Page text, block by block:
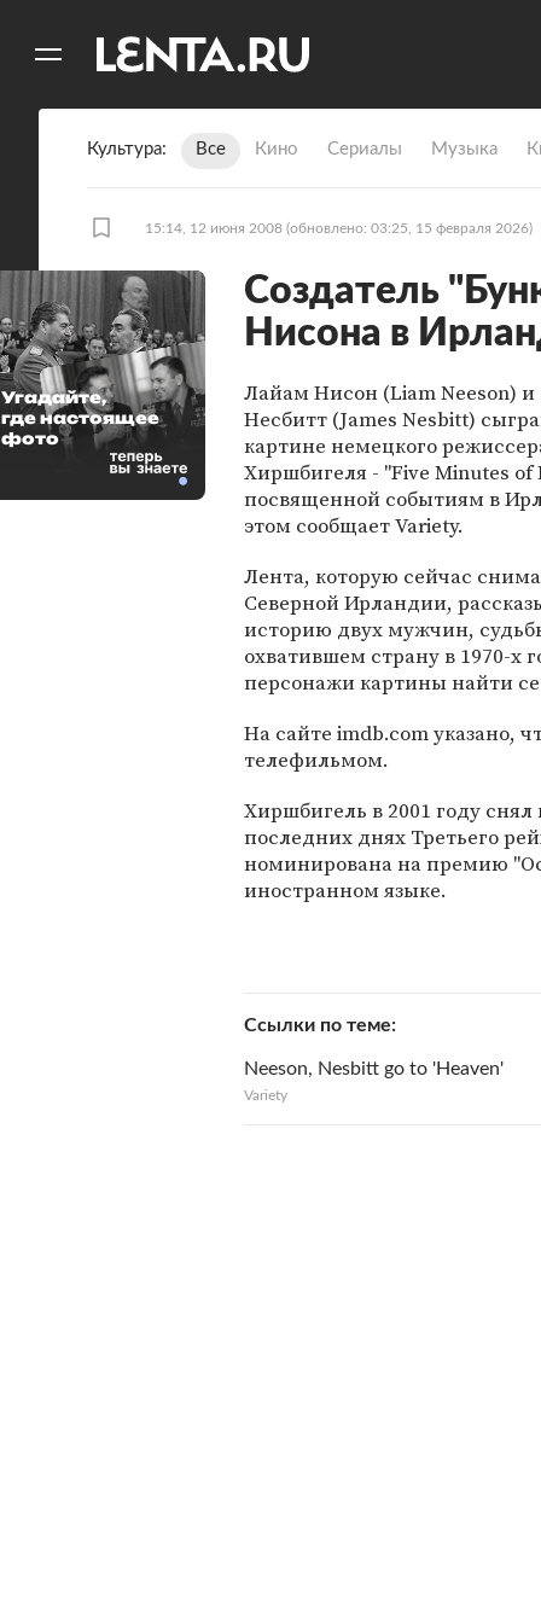
Культура Все Кино Сериалы Музыка
15:14, 12 июня 2008 (обновлено: 03:25, 15 февраля 2026)
Создатель
Нисона в
Лайам Нисон (Liam Neeson)
Несбитт (James Nesbitt)
картине немецкого
Хиршбигеля - "Five Minutes of
посвященной событиям в
этом сообщает Variety.
Лента, которую сейчас
Северной Ирландии,
историю двух мужчин,
охватившем страну в 1970-х
персонажи картины найти
На сайте imdb.com указано,
телефильмом.
Хиршбигель в 2001 году
последних днях Третьего
номинирована на премию
иностранном языке.
Ссылки по теме
Neeson, Nesbitt go to 'Heaven'
Variety
Угадайте,
где настоящее
фото